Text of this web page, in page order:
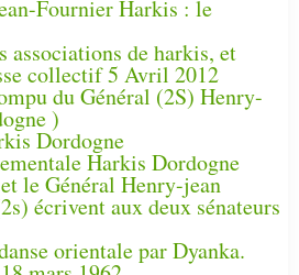
Fournier Harkis : le
associations de harkis, et
collectif 5 Avril 2012
du Général (2S) Henry-
)
Dordogne
Harkis Dordogne
le Général Henry-jean
écrivent aux deux sénateurs
orientale par Dyanka.